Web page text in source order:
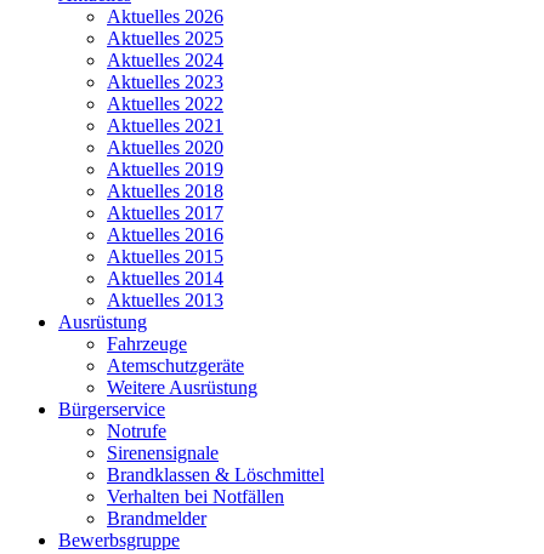
Aktuelles 2026
Aktuelles 2025
Aktuelles 2024
Aktuelles 2023
Aktuelles 2022
Aktuelles 2021
Aktuelles 2020
Aktuelles 2019
Aktuelles 2018
Aktuelles 2017
Aktuelles 2016
Aktuelles 2015
Aktuelles 2014
Aktuelles 2013
Ausrüstung
Fahrzeuge
Atemschutzgeräte
Weitere Ausrüstung
Bürgerservice
Notrufe
Sirenensignale
Brandklassen & Löschmittel
Verhalten bei Notfällen
Brandmelder
Bewerbsgruppe